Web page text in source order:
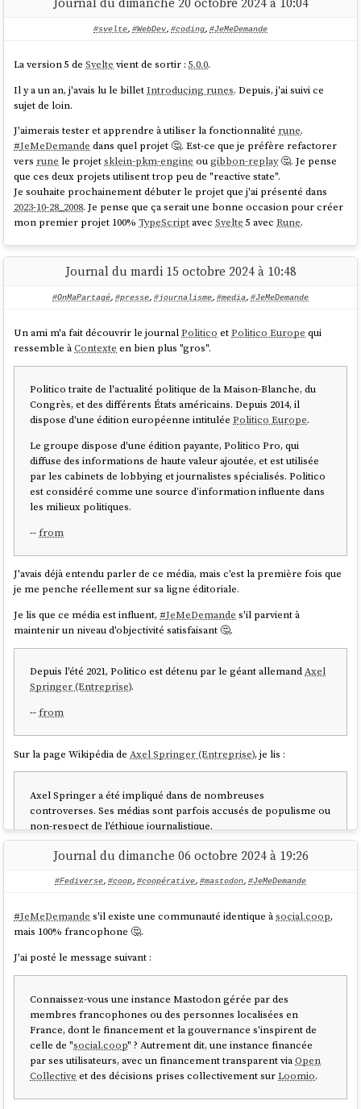
7.0
9.0
10.0
12.0
13.0-rc01
13.0
14.0-alpha01
16.0-alpha01
16.0
Je pense que ces versions correspondent à
https://github.com/AndroidSDKSources/android-sdk-sources-list
JeMeDemandepourquoi la version15est absente de cette liste.
J'ai configuré mon fichier.mise.toml
$ cat .mise.toml
[tools]
Et ensuite :
$ mise install
$ rehash
$ sdkmanager --version
13.0
Ensuite je ne sais pas trop quoi faire avec
autre histoire 🙂.
#svelte, #WebDev, #coding, #JeMeDemande
La version 5 deSvelte vient de sortir :5.0.0.
Il y a un an, j'avais lu le billetIntroducing runes. Depuis, j'ai suivi ce
sujet de loin.
J'aimerais tester et apprendre à utiliser la fonctionnalité rune.
#JeMeDemande dans quel projet 🤔. Est-ce que je préfère refactorer
vers rune le projetsklein-pkm-engine ou gibbon-replay🤔. Je pense
que ces deux projets utilisent trop peu de "reactive state".
Je souhaite prochainement débuter le projet que j'ai présenté dans
2023-10-28_2008. Je pense que ça serait une bonne occasion pour créer
mon premier projet 100%TypeScriptavecSvelte5 avecRune.
Journal du mardi 15 octobre 2024 à 10:48
#OnMaPartagé, #presse, #journalisme, #media, #JeMeDemande
Un ami m'a fait découvrir le journalPolitico etPolitico Europe qui
ressemble àContexte en bien plus "gros".
Politico traite de l'actualité politique de la Maison-Blanche, du
Congrès, et des différents États américains. Depuis 2014, il
dispose d'une édition européenne intituléePolitico Europe.
Le groupe dispose d'une édition payante, Politico Pro, qui
diffuse des informations de haute valeur ajoutée, et est utilisée
par les cabinets de lobbying et journalistes spécialisés. Politico
est considéré comme une source d’information influente dans
les milieux politiques.
--from
J'avais déjà entendu parler de ce média, mais c'est la première fois que
je me penche réellement sur sa ligne éditoriale.
Je lis que ce média est influent, #JeMeDemande s'il parvient à
maintenir un niveau d'objectivité satisfaisant 🤔.
Depuis l'été 2021, Politico est détenu par le géant allemandAxel
Springer (Entreprise).
--from
Sur la page Wikipédia deAxel Springer (Entreprise), je lis :
Axel Springer a été impliqué dans de nombreuses
controverses. Ses médias sont parfois accusés de populisme ou
non-respect de l'éthique journalistique.
Le groupe est principalement détenu par le fonds
veuve du fondateur. Son dirigeant est le milliardaire Mathias
--from
Journal du dimanche 06 octobre 2024 à 19:26
#Fediverse, #coop, #coopérative, #mastodon, #JeMeDemande
#JeMeDemande s'il existe une communauté identique àsocial.coop,
mais 100% francophone 🤔.
J'ai posté le message suivant :
Connaissez-vous une instance Mastodon gérée par des
membres francophones ou des personnes localisées en
France, dont le financement et la gouvernance s'inspirent de
celle de "social.coop" ? Autrement dit, une instance financée
par ses utilisateurs, avec un financement transparent viaOpen
Collective et des décisions prises collectivement surLoomio.